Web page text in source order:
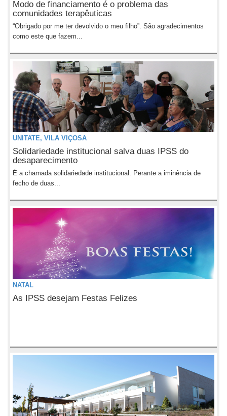
Modo de financiamento é o problema das
comunidades terapêuticas
“Obrigado por me ter devolvido o meu filho”. São agradecimentos
como este que fazem...
UNITATE, VILA VIÇOSA
Solidariedade institucional salva duas IPSS do
desaparecimento
É a chamada solidariedade institucional. Perante a iminência de
fecho de duas...
NATAL
As IPSS desejam Festas Felizes